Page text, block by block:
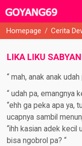
Homepage / Cerita
LIKA LIKU
“ mah, anak anak udah
“ udah pa, emangnya
“ehh ga peka apa ya,
ucapnya sambil
“ihh kasian adek kecil
bisa ngobrol pa? “